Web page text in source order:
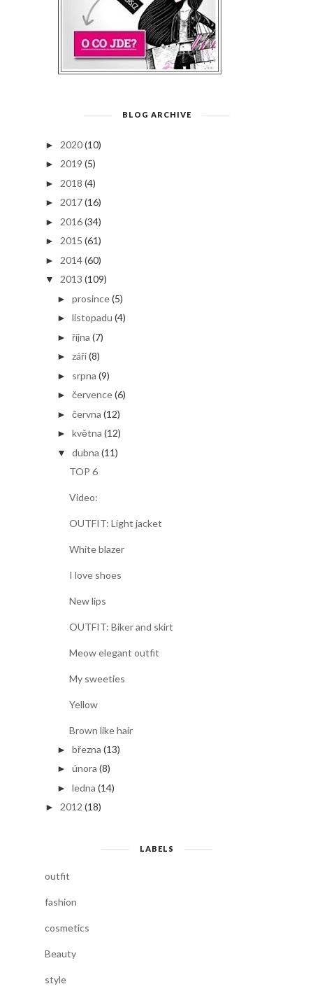
BLOG ARCHIVE
► 2020(10)
► 2019 (5)
► 2018 (4)
► 2017(16)
► 2016(34)
► 2015 (61)
► 2014(60)
▼ 2013 (109)
► prosince(5)
► listopadu (4)
► října (7)
► září(8)
► srpna (9)
► července(6)
► června (12)
► května (12)
▼ dubna (11)
TOP 6
Video:
OUTFIT: Light jacket
White blazer
I love shoes
New lips
OUTFIT: Biker and skirt
Meow elegant outfit
My sweeties
Yellow
Brown like hair
► března (13)
► února (8)
► ledna (14)
► 2012 (18)
LABELS
outfit
fashion
cosmetics
Beauty
style